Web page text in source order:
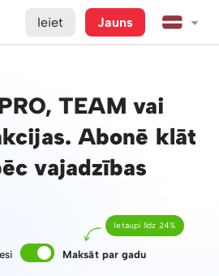
Ieiet Jauns
TEAM vai
Abonē klāt
vajadzības
Ietaupi līdz 24%
Maksāt par gadu